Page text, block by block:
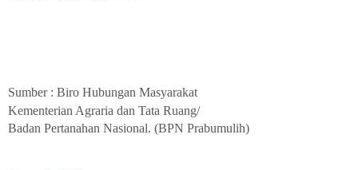
Sumber : Biro Hubungan Masyarakat
Kementerian Agraria dan Tata Ruang/
Badan Pertanahan Nasional. (BPN Prabumulih)